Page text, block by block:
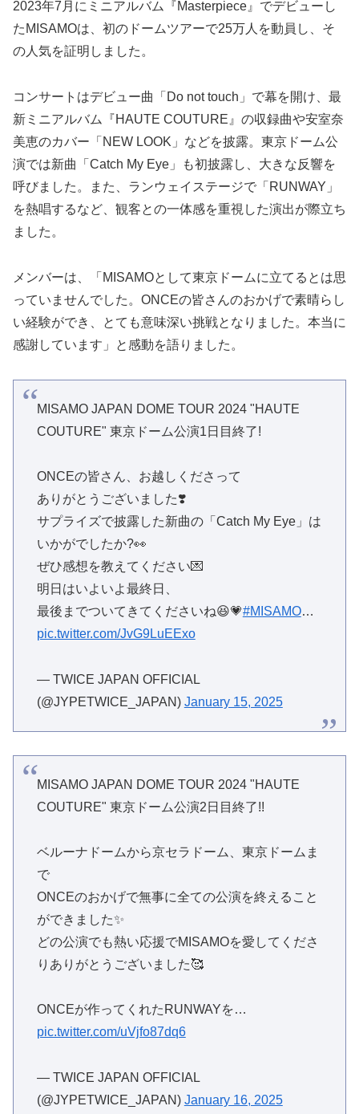
2023年7月にミニアルバム『Masterpiece』でデビューし
たMISAMOは、初のドームツアーで25万人を動員し、そ
の人気を証明しました。
コンサートはデビュー曲「Do not touch」で幕を開け、最
新ミニアルバム『HAUTE COUTURE』の収録曲や安室奈
美恵のカバー「NEW LOOK」などを披露。東京ドーム公
演では新曲「Catch My Eye」も初披露し、大きな反響を
呼びました。また、ランウェイステージで「RUNWAY」
を熱唱するなど、観客との一体感を重視した演出が際立ち
ました。
メンバーは、「MISAMOとして東京ドームに立てるとは思
っていませんでした。ONCEの皆さんのおかげで素晴らし
い経験ができ、とても意味深い挑戦となりました。本当に
感謝しています」と感動を語りました。
MISAMO JAPAN DOME TOUR 2024 "HAUTE
COUTURE" 東京ドーム公演1日目終了!
ONCEの皆さん、お越しくださって
ありがとうございました❣️
サプライズで披露した新曲の「Catch My Eye」は
いかがでしたか?👀
ぜひ感想を教えてください💌
明日はいよいよ最終日、
最後までついてきてくださいね😆💗#MISAMO…
pic.twitter.com/JvG9LuEExo
— TWICE JAPAN OFFICIAL
(@JYPETWICE_JAPAN)January 15, 2025
MISAMO JAPAN DOME TOUR 2024 "HAUTE
ベルーナドームから京セラドーム、東京ドームま
で
ONCEのおかげで無事に全ての公演を終えること
ができました✨
どの公演でも熱い応援でMISAMOを愛してくださ
ONCEが作ってくれたRUNWAYを…
— TWICE JAPAN OFFICIAL